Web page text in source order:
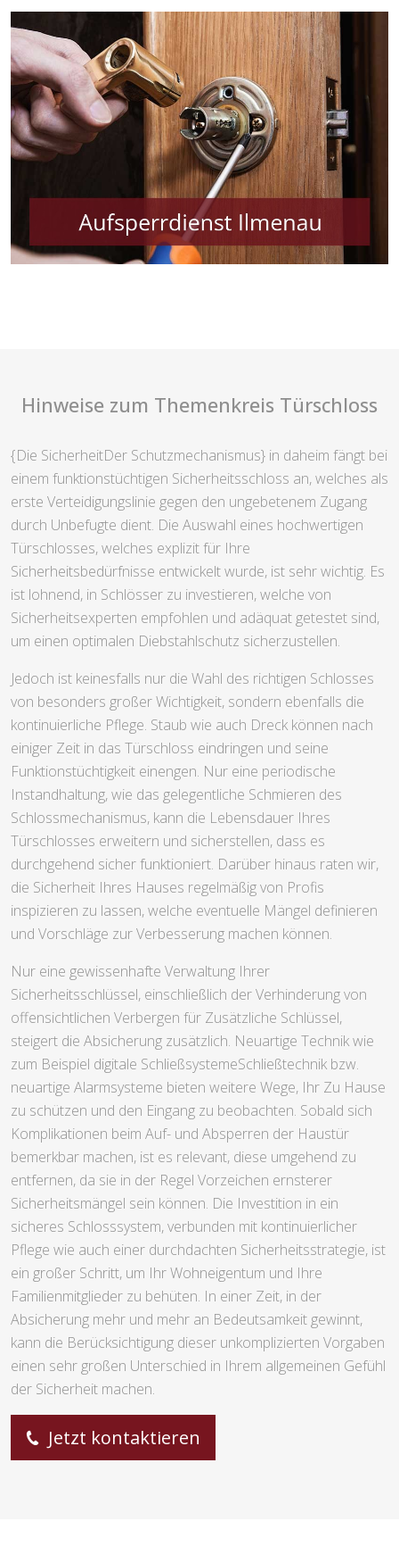
Hinweise zum Themenkreis Türschloss
{Die SicherheitDer Schutzmechanismus} in daheim fängt bei
einem funktionstüchtigen Sicherheitsschloss an, welches als
erste Verteidigungslinie gegen den ungebetenem Zugang
durch Unbefugte dient. Die Auswahl eines hochwertigen
Türschlosses, welches explizit für Ihre
Sicherheitsbedürfnisse entwickelt wurde, ist sehr wichtig. Es
ist lohnend, in Schlösser zu investieren, welche von
Sicherheitsexperten empfohlen und adäquat getestet sind,
um einen optimalen Diebstahlschutz sicherzustellen.
Jedoch ist keinesfalls nur die Wahl des richtigen Schlosses
von besonders großer Wichtigkeit, sondern ebenfalls die
kontinuierliche Pflege. Staub wie auch Dreck können nach
einiger Zeit in das Türschloss eindringen und seine
Funktionstüchtigkeit einengen. Nur eine periodische
Instandhaltung, wie das gelegentliche Schmieren des
Schlossmechanismus, kann die Lebensdauer Ihres
Türschlosses erweitern und sicherstellen, dass es
durchgehend sicher funktioniert. Darüber hinaus raten wir,
die Sicherheit Ihres Hauses regelmäßig von Profis
inspizieren zu lassen, welche eventuelle Mängel definieren
und Vorschläge zur Verbesserung machen können.
Nur eine gewissenhafte Verwaltung Ihrer
Sicherheitsschlüssel, einschließlich der Verhinderung von
offensichtlichen Verbergen für Zusätzliche Schlüssel,
steigert die Absicherung zusätzlich. Neuartige Technik wie
zum Beispiel digitale SchließsystemeSchließtechnik bzw.
neuartige Alarmsysteme bieten weitere Wege, Ihr Zu Hause
zu schützen und den Eingang zu beobachten. Sobald sich
Komplikationen beim Auf- und Absperren der Haustür
bemerkbar machen, ist es relevant, diese umgehend zu
entfernen, da sie in der Regel Vorzeichen ernsterer
Sicherheitsmängel sein können. Die Investition in ein
sicheres Schlosssystem, verbunden mit kontinuierlicher
Pflege wie auch einer durchdachten Sicherheitsstrategie, ist
ein großer Schritt, um Ihr Wohneigentum und Ihre
Familienmitglieder zu behüten. In einer Zeit, in der
Absicherung mehr und mehr an Bedeutsamkeit gewinnt,
kann die Berücksichtigung dieser unkomplizierten Vorgaben
einen sehr großen Unterschied in Ihrem allgemeinen Gefühl
der Sicherheit machen.
Jetzt kontaktieren